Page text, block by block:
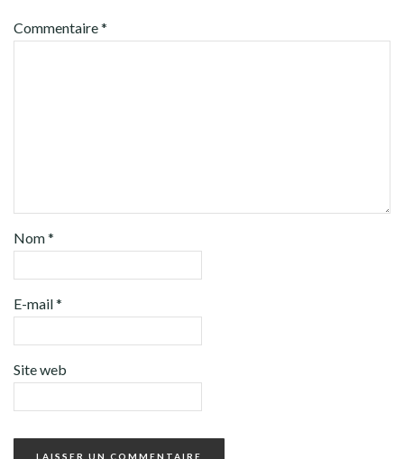
Commentaire*
Nom*
E-mail*
Site web